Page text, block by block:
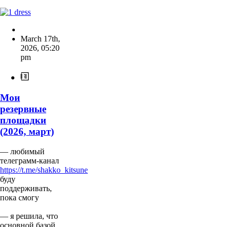
March 17th,
2026, 05:20
pm
Мои
резервные
площадки
(2026, март)
— любимый
телеграмм-канал
https://t.me/shakko_kitsune
буду
поддерживать,
пока смогу
— я решила, что